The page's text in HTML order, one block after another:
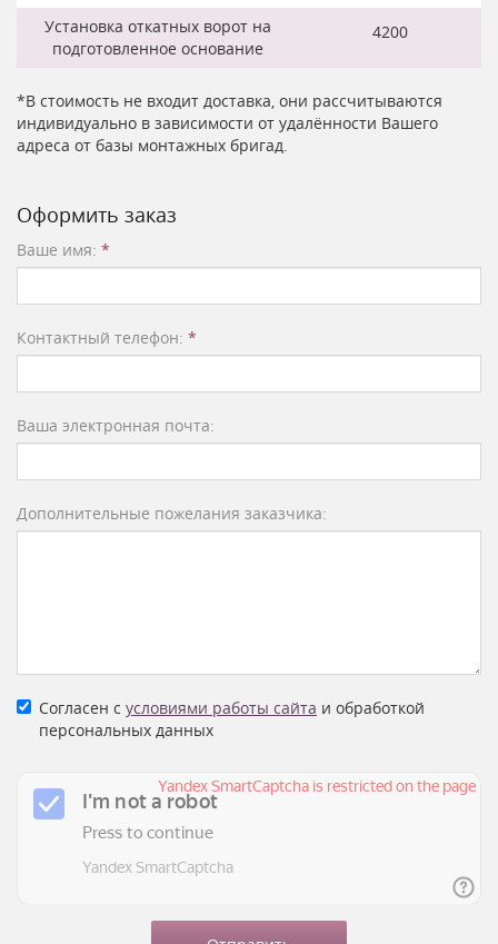
Установка откатных ворот на
подготовленное основание
4200
*В стоимость не входит доставка, они рассчитываются
индивидуально в зависимости от удалённости Вашего
адреса от базы монтажных бригад.
Оформить заказ
Ваше имя: *
Контактный телефон: *
Ваша электронная почта:
Дополнительные пожелания заказчика:
Согласен с условиями работы сайта и обработкой
персональных данных